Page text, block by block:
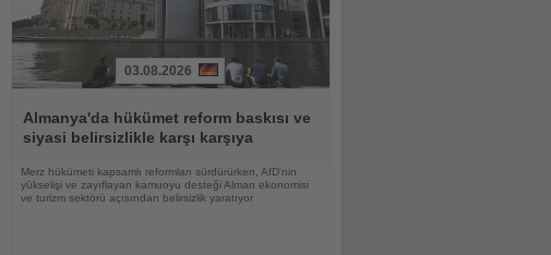
Oku
03.08.2026
Almanya'da hükümet reform baskısı ve
siyasi belirsizlikle karşı karşıya
Merz hükümeti kapsamlı reformları sürdürürken, AfD'nin
yükselişi ve zayıflayan kamuoyu desteği Alman ekonomisi
ve turizm sektörü açısından belirsizlik yaratıyor